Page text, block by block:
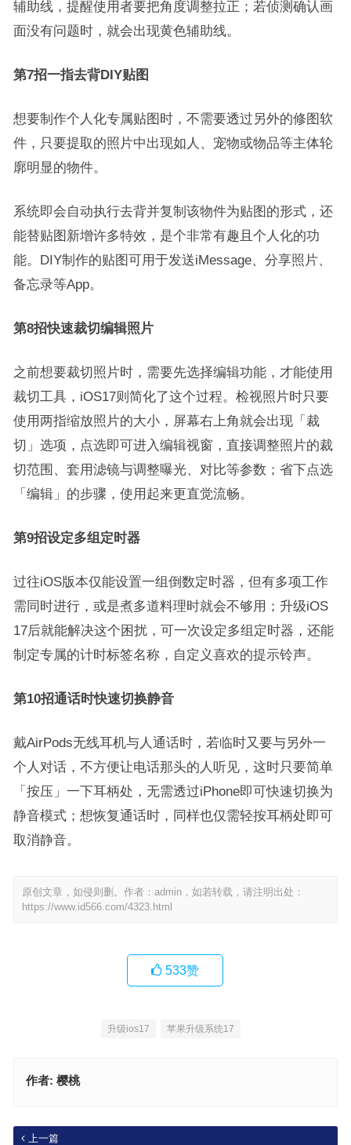
辅助线，提醒使用者要把角度调整拉正；若侦测确认画
面没有问题时，就会出现黄色辅助线。
第7招一指去背DIY贴图
想要制作个人化专属贴图时，不需要透过另外的修图软
件，只要提取的照片中出现如人、宠物或物品等主体轮
廓明显的物件。
系统即会自动执行去背并复制该物件为贴图的形式，还
能替贴图新增许多特效，是个非常有趣且个人化的功
能。DIY制作的贴图可用于发送iMessage、分享照片、
备忘录等App。
第8招快速裁切编辑照片
之前想要裁切照片时，需要先选择编辑功能，才能使用
裁切工具，iOS17则简化了这个过程。检视照片时只要
使用两指缩放照片的大小，屏幕右上角就会出现「裁
切」选项，点选即可进入编辑视窗，直接调整照片的裁
切范围、套用滤镜与调整曝光、对比等参数；省下点选
「编辑」的步骤，使用起来更直觉流畅。
第9招设定多组定时器
过往iOS版本仅能设置一组倒数定时器，但有多项工作
需同时进行，或是煮多道料理时就会不够用；升级iOS
17后就能解决这个困扰，可一次设定多组定时器，还能
制定专属的计时标签名称，自定义喜欢的提示铃声。
第10招通话时快速切换静音
戴AirPods无线耳机与人通话时，若临时又要与另外一
个人对话，不方便让电话那头的人听见，这时只要简单
「按压」一下耳柄处，无需透过iPhone即可快速切换为
静音模式；想恢复通话时，同样也仅需轻按耳柄处即可
取消静音。
原创文章，如侵则删。作者：admin，如若转载，请注明出处：
https://www.id566.com/4323.html
533赞
升级ios17 苹果升级系统17
作者: 樱桃
上一篇